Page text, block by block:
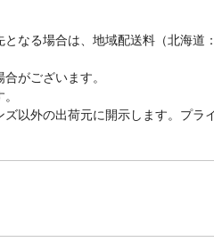
なる場合は、地域配送料（北海
がございます。
以外の出荷元に開示します。プラ